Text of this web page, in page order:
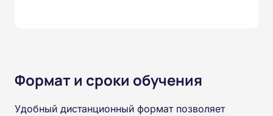
Формат и сроки обучения
Удобный дистанционный формат позволяет